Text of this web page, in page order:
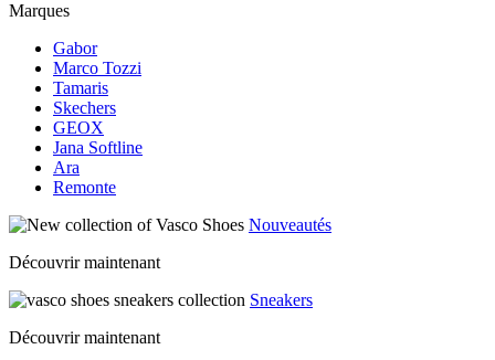
Marques
Gabor
Marco Tozzi
Tamaris
Skechers
GEOX
Jana Softline
Ara
Remonte
Nouveautés
Découvrir maintenant
Sneakers
Découvrir maintenant